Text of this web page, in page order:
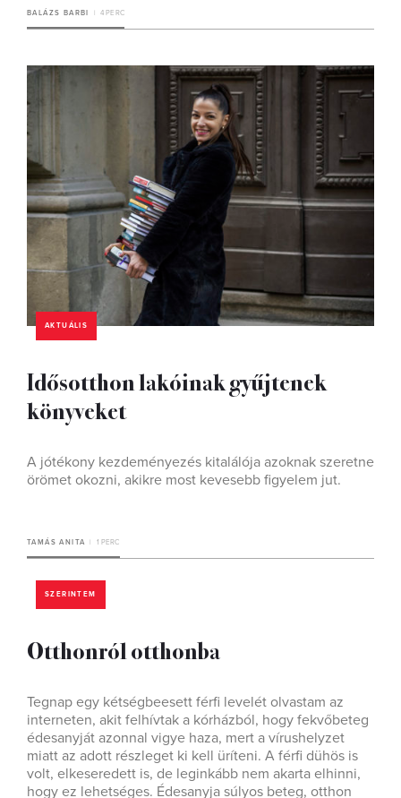
BALÁZS BARBI 4 PERC
AKTUÁLIS
Idősotthon lakóinak gyűjtenek
könyveket
A jótékony kezdeményezés kitalálója azoknak szeretne
örömet okozni, akikre most kevesebb figyelem jut.
TAMÁS ANITA 1 PERC
SZERINTEM
Otthonról otthonba
Tegnap egy kétségbeesett férfi levelét olvastam az
interneten, akit felhívtak a kórházból, hogy fekvőbeteg
édesanyját azonnal vigye haza, mert a vírushelyzet
miatt az adott részleget ki kell üríteni. A férfi dühös is
volt, elkeseredett is, de leginkább nem akarta elhinni,
hogy ez lehetséges. Édesanyja súlyos beteg, otthon